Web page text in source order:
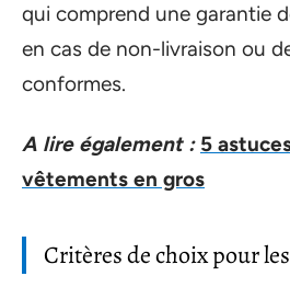
qui comprend une garantie
en cas de non-livraison ou
conformes.
A lire également : 5
vêtements en gros
Critères de choix pour